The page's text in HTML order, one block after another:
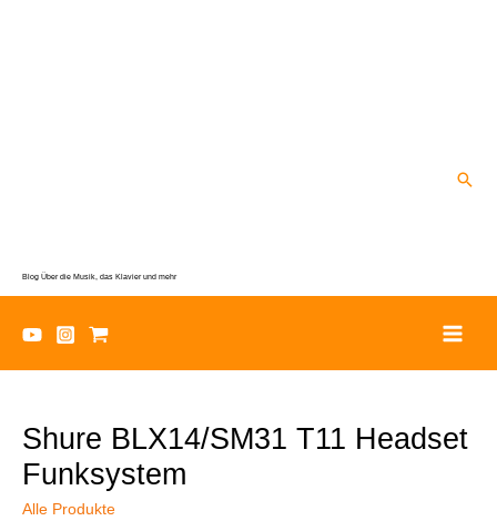
Blog Über die Musik, das Klavier und mehr
Shure BLX14/SM31 T11 Headset
Funksystem
Alle Produkte